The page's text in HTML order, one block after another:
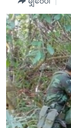
ကြည့်
ရန်
ပင်မ
အ
ညွန်း
စာမျက်နှာ
သို့
ကျော်
ကြည့်
အမေရိကန်သုံးအီ
မကြေးမုံရဲ့ အင်္ဂ
ရုပ်ရှင်ထဲက အင်္ဂ
သုတပဒေသာ အင်္
အပတ်စဉ်ကဏ္ဍမျာ
ရေဒီယို
တီဗွီ
ရေဒီယိုနှင့်ရုပ်သံ
ရေဒီယို/တီဗွီအစီ
Learning English
ဗွီအိုအေ လူမှုကွန်ယက်